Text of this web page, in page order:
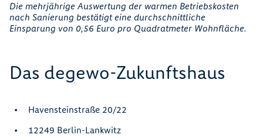
Die mehrjährige Auswertung der warmen Betriebskosten
nach Sanierung bestätigt eine durchschnittliche
Einsparung von 0,56 Euro pro Quadratmeter Wohnfläche.
Das degewo-Zukunftshaus
Havensteinstraße 20/22
12249 Berlin-Lankwitz